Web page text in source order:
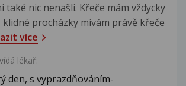
také nic nenašli. Křeče mám vždycky
klidné procházky mívám právě křeče
více
lékař:
den, s vyprazdňováním-